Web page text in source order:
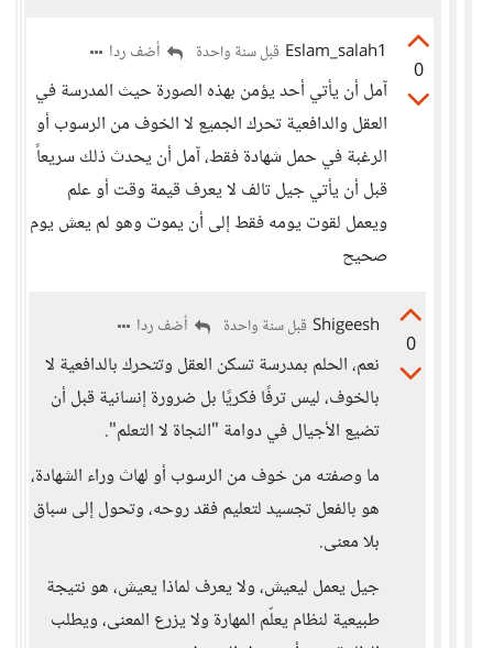
0
Eslam_salah1 قبل سنة واحدة أضف ردا
آمل أن يأتي أحد يؤمن بهذه الصورة حيث المدرسة في
العقل والدافعية تحرك الجميع لا الخوف من الرسوب أو
الرغبة في حمل شهادة فقط، آمل أن يحدث ذلك سريعاً
قبل أن يأتي جيل تالف لا يعرف قيمة وقت أو علم
ويعمل لقوت يومه فقط إلى أن يموت وهو لم يعش يوم
صحيح
0
Shigeesh قبل سنة واحدة أضف ردا
نعم، الحلم بمدرسة تسكن العقل وتتحرك بالدافعية لا
بالخوف، ليس ترفًا فكريًا بل ضرورة إنسانية قبل أن
تضيع الأجيال في دوامة "النجاة لا التعلم".
ما وصفته من خوف من الرسوب أو لهاث وراء الشهادة،
هو بالفعل تجسيد لتعليم فقد روحه، وتحول إلى سباق
بلا معنى.
جيل يعمل ليعيش، ولا يعرف لماذا يعيش، هو نتيجة
طبيعية لنظام يعلّم المهارة ولا يزرع المعنى، ويطلب